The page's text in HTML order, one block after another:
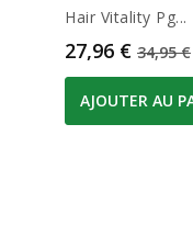
Hair Vitality Pg...
Prix
27,96 € Prix
34,95 €
AJOUTER AU